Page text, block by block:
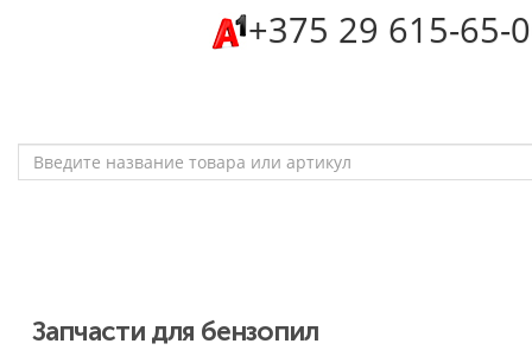
‎+375 29 615-65-
Запчасти для бензопил